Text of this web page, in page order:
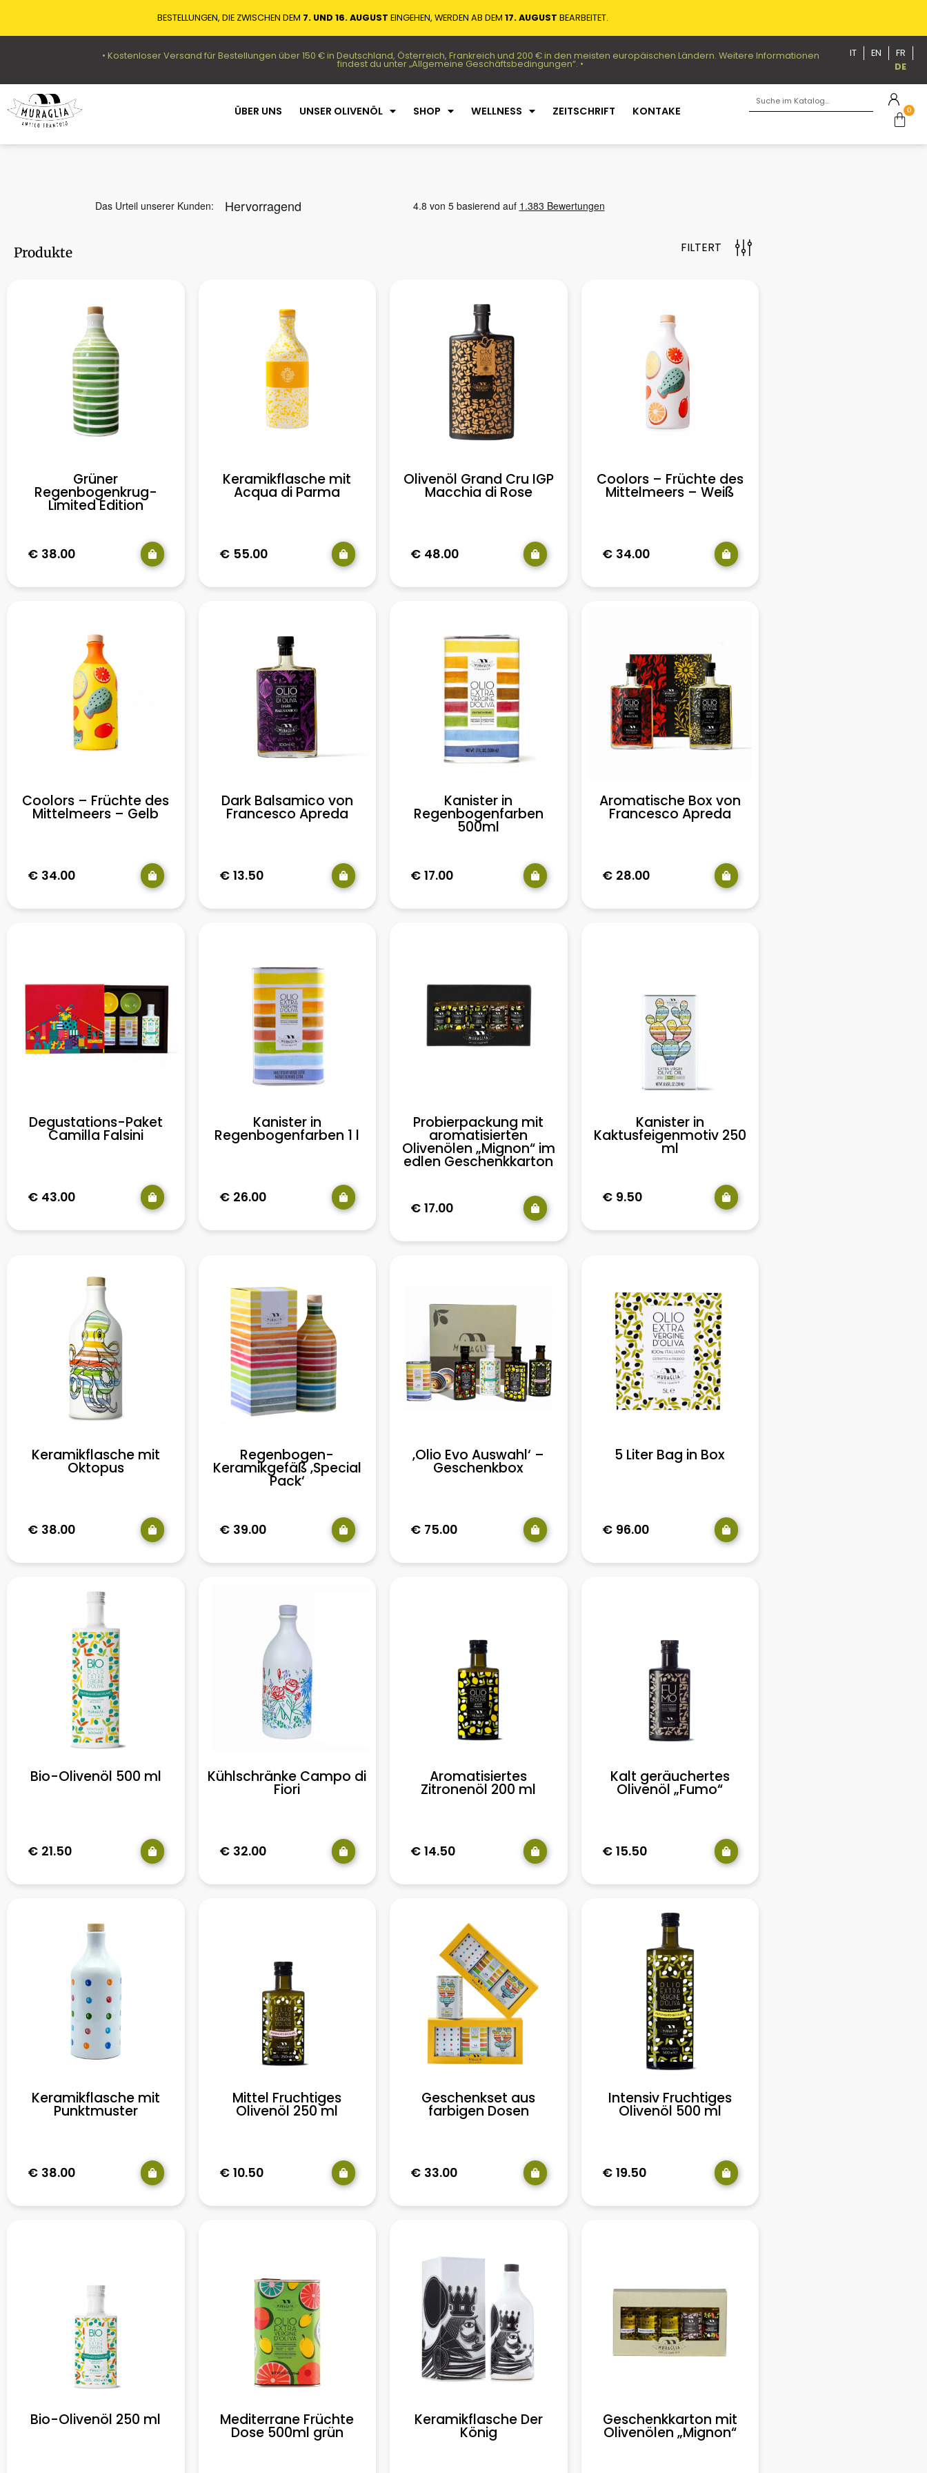
BESTELLUNGEN, DIE ZWISCHEN DEM 7. UND 16. AUGUST EINGEHEN, WERDEN AB DEM 17. AUGUST BEARBEITET.
• Kostenloser Versand für Bestellungen über 150 € in Deutschland, Österreich, Frankreich und 200 € in den meisten europäischen Ländern. Weitere Informationen
findest du unter „Allgemeine Geschäftsbedingungen“. •
IT EN
FR
DE
ÜBER UNS UNSER OLIVENÖL SHOP WELLNESS ZEITSCHRIFT KONTAKE 0
Produkte FILTERT
Grüner
Regenbogenkrug-
Limited Edition
€ 38.00
Keramikflasche mit
Acqua di Parma
€ 55.00
Olivenöl Grand Cru IGP
Macchia di Rose
€ 48.00
Coolors – Früchte des
Mittelmeers – Weiß
€ 34.00
Coolors – Früchte des
Mittelmeers – Gelb
€ 34.00
Dark Balsamico von
Francesco Apreda
€ 13.50
Kanister in
Regenbogenfarben
500ml
€ 17.00
Aromatische Box von
Francesco Apreda
€ 28.00
Degustations-Paket
Camilla Falsini
€ 43.00
Kanister in
Regenbogenfarben 1 l
€ 26.00
Probierpackung mit
aromatisierten
Olivenölen „Mignon“ im
edlen Geschenkkarton
€ 17.00
Kanister in
Kaktusfeigenmotiv 250
ml
€ 9.50
Keramikflasche mit
Oktopus
€ 38.00
Regenbogen-
Keramikgefäß ‚Special
Pack‘
€ 39.00
‚Olio Evo Auswahl‘ –
Geschenkbox
€ 75.00
5 Liter Bag in Box
€ 96.00
Bio-Olivenöl 500 ml
€ 21.50
Kühlschränke Campo di
Fiori
€ 32.00
Aromatisiertes
Zitronenöl 200 ml
€ 14.50
Kalt geräuchertes
Olivenöl „Fumo“
€ 15.50
Keramikflasche mit
Punktmuster
€ 38.00
Mittel Fruchtiges
Olivenöl 250 ml
€ 10.50
Geschenkset aus
farbigen Dosen
€ 33.00
Intensiv Fruchtiges
Olivenöl 500 ml
€ 19.50
Bio-Olivenöl 250 ml Mediterrane Früchte
Dose 500ml grün
Keramikflasche Der
König
Geschenkkarton mit
Olivenölen „Mignon“